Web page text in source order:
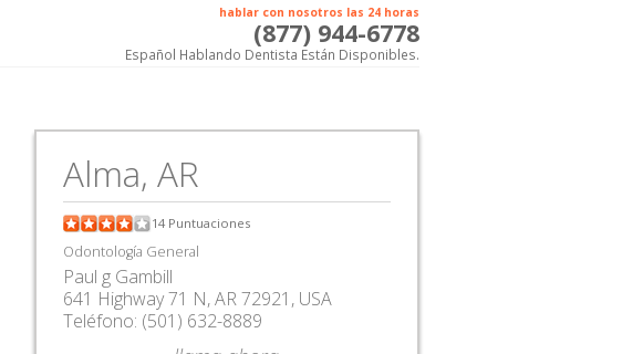
hablar con nosotros las 24 horas
(877) 944-6778
Español Hablando Dentista Están Disponibles.
Alma, AR
14 Puntuaciones
Odontología General
Paul g Gambill
641 Highway 71 N,AR72921, USA
Teléfono: (501) 632-8889